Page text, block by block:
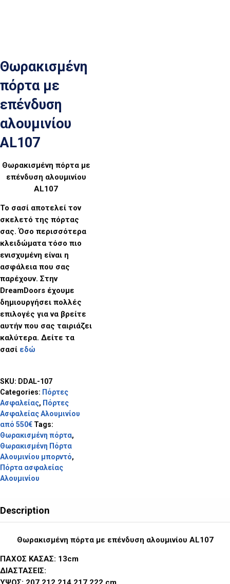
Θωρακισμένη
πόρτα με
επένδυση
αλουμινίου
AL107
Θωρακισμένη πόρτα με
επένδυση αλουμινίου
AL107
Το σασί αποτελεί τον
σκελετό της πόρτας
σας. Όσο περισσότερα
κλειδώματα τόσο πιο
ενισχυμένη είναι η
ασφάλεια που σας
παρέχουν. Στην
DreamDoors έχουμε
δημιουργήσει πολλές
επιλογές για να βρείτε
αυτήν που σας ταιριάζει
καλύτερα. Δείτε τα
σασί εδώ
SKU: DDAL-107
Categories: Πόρτες
Ασφαλείας, Πόρτες
Ασφαλείας Αλουμινίου
από 550€ Tags:
Θωρακισμένη πόρτα,
Θωρακισμένη Πόρτα
Αλουμινίου μπορντό,
Πόρτα ασφαλείας
Αλουμινίου
Description
Θωρακισμένη πόρτα με επένδυση αλουμινίου AL107
ΠΑΧΟΣ ΚΑΣΑΣ: 13cm
ΔΙΑΣΤΑΣΕΙΣ: